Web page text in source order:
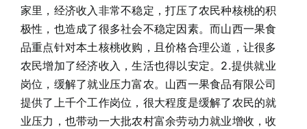
家里，经济收入非常不稳定，打压了农民种核桃的积
极性，也造成了很多社会不稳定因素。而山西一果食
品重点针对本土核桃收购，且价格合理公道，让很多
农民增加了经济收入，生活也得以安定。2.提供就业
岗位，缓解了就业压力富农。山西一果食品有限公司
提供了上千个工作岗位，很大程度是缓解了农民的就
业压力，也带动一大批农村富余劳动力就业增收，收